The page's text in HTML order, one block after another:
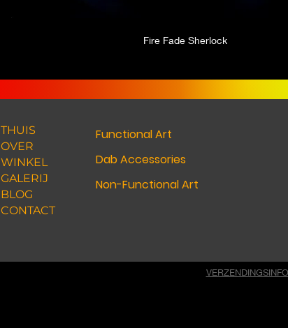
Fire Fade Sherlock
THUIS
OVER
WINKEL
GALERIJ
BLOG
CONTACT
Functional Art
Dab Accessories
Non-Functional Art
VERZENDINGSINFO